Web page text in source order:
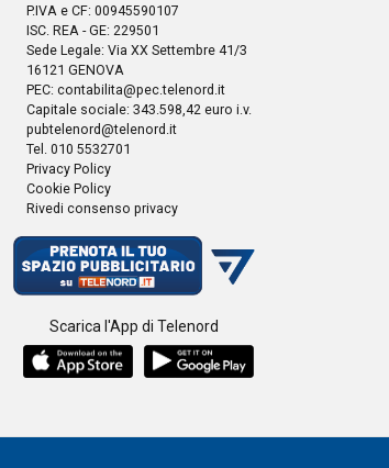
P.IVA e CF: 00945590107
ISC. REA - GE: 229501
Sede Legale: Via XX Settembre 41/3
16121 GENOVA
PEC: contabilita@pec.telenord.it
Capitale sociale: 343.598,42 euro i.v.
pubtelenord@telenord.it
Tel. 010 5532701
Privacy Policy
Cookie Policy
Rivedi consenso privacy
Scarica l'App di Telenord